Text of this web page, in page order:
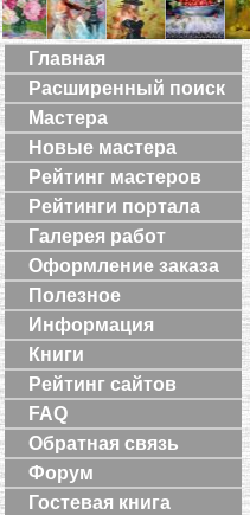
Главная
Расширенный поиск
Мастера
Новые мастера
Рейтинг мастеров
Рейтинги портала
Галерея работ
Оформление заказа
Полезное
Информация
Книги
Рейтинг сайтов
FAQ
Обратная связь
Форум
Гостевая книга